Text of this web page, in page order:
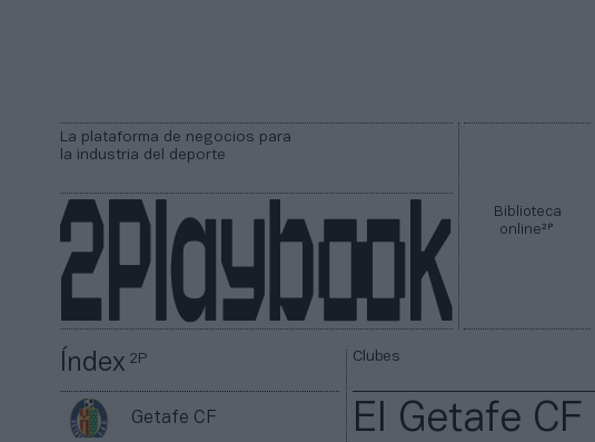
La plataforma de negocios para
la industria del deporte
Biblioteca
online2P
Índex2P
Getafe CF
Clubes
El Getafe